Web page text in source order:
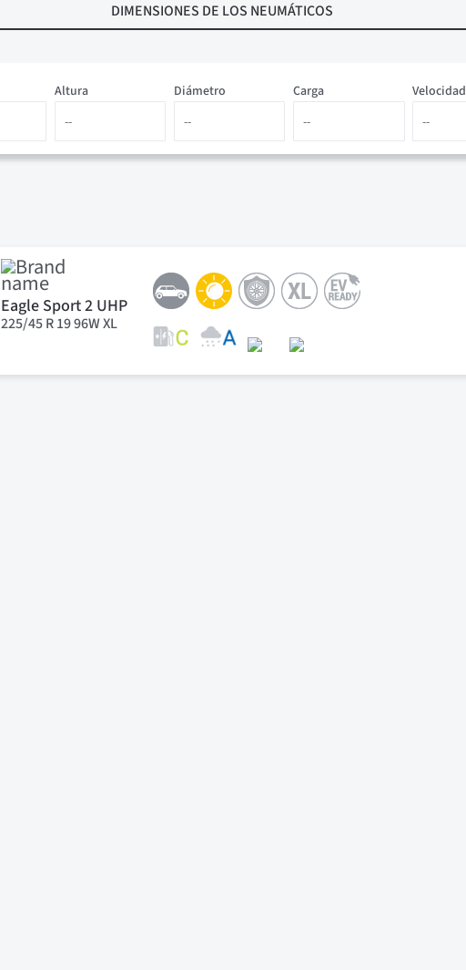
DIMENSIONES DE LOS NEUMÁTICOS
Diámetro
Altura Carga Velocidad
Eagle Sport 2 UHP
225/45 R 19 96W XL